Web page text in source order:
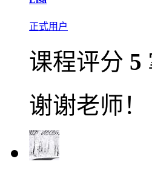
正式用户
课程评分 5
谢谢老师！